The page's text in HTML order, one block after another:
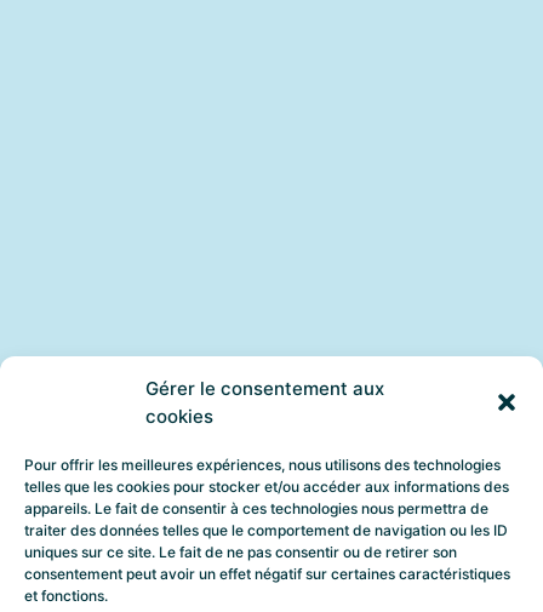
Gérer le consentement aux
cookies
Pour offrir les meilleures expériences, nous utilisons des technologies
telles que les cookies pour stocker et/ou accéder aux informations des
appareils. Le fait de consentir à ces technologies nous permettra de
traiter des données telles que le comportement de navigation ou les ID
uniques sur ce site. Le fait de ne pas consentir ou de retirer son
consentement peut avoir un effet négatif sur certaines caractéristiques
et fonctions.